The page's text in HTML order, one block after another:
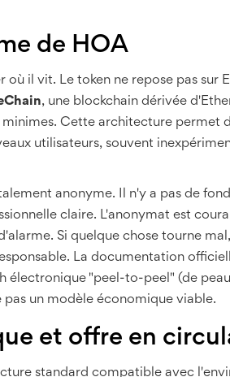
de HOA
il vit. Le token ne repose pas sur
, une blockchain dérivée
Cette architecture permet
utilisateurs, souvent
anonyme. Il n'y a pas de
claire. L'anonymat est
Si quelque chose tourne
La documentation
électronique "peel-to-peel" (de
un modèle économique viable.
et offre en
standard compatible avec